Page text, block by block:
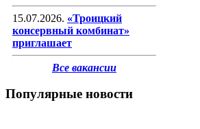
15.07.2026. «Троицкий
консервный комбинат»
приглашает
Все вакансии
Популярные новости